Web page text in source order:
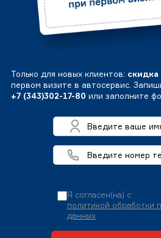
Только для новых клиентов: скидка
первом визите в автосервис.
+7 (343)302-17-80 или заполните
Я согласен(на) с
политикой обработки
данных